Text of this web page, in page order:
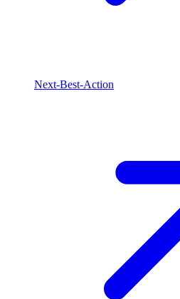
Next-Best-Action